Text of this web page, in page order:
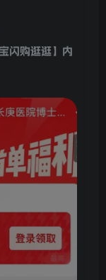
闪购逛逛】内